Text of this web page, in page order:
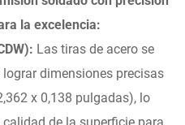
la excelencia:
Las tiras de acero se
dimensiones precisas
x 0,138 pulgadas), lo